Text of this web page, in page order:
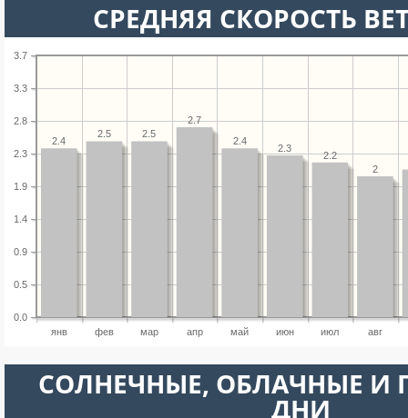
СРЕДНЯЯ СКОРОСТЬ
янв фев мар апр май июн июл авг
0.0
0.5
0.9
1.4
1.9
2.3
2.8
3.3
3.7
2
2.2
2.3
2.4
2.7
2.5
2.5
2.4
CОЛНЕЧНЫЕ, ОБЛАЧНЫЕ И
ДНИ